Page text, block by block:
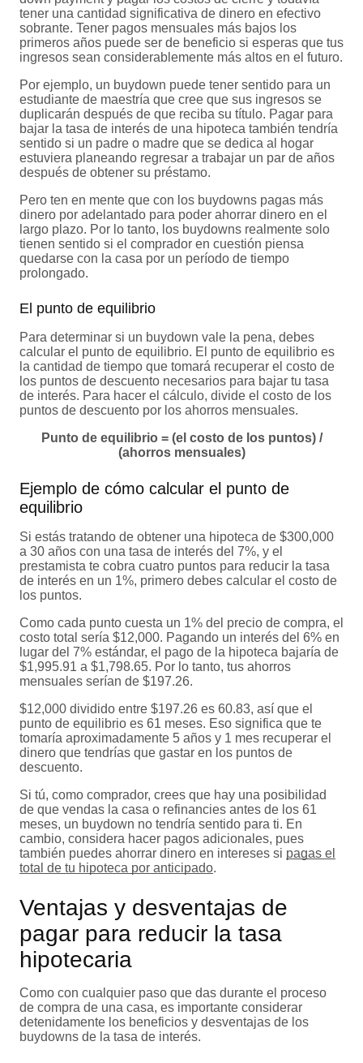
tener una cantidad significativa de dinero en efectivo
sobrante. Tener pagos mensuales más bajos los
primeros años puede ser de beneficio si esperas que tus
ingresos sean considerablemente más altos en el futuro.
Por ejemplo, un buydown puede tener sentido para un
estudiante de maestría que cree que sus ingresos se
duplicarán después de que reciba su título. Pagar para
bajar la tasa de interés de una hipoteca también tendría
sentido si un padre o madre que se dedica al hogar
estuviera planeando regresar a trabajar un par de años
después de obtener su préstamo.
Pero ten en mente que con los buydowns pagas más
dinero por adelantado para poder ahorrar dinero en el
largo plazo. Por lo tanto, los buydowns realmente solo
tienen sentido si el comprador en cuestión piensa
quedarse con la casa por un período de tiempo
prolongado.
El punto de equilibrio
Para determinar si un buydown vale la pena, debes
calcular el punto de equilibrio. El punto de equilibrio es
la cantidad de tiempo que tomará recuperar el costo de
los puntos de descuento necesarios para bajar tu tasa
de interés. Para hacer el cálculo, divide el costo de los
puntos de descuento por los ahorros mensuales.
Punto de equilibrio = (el costo de los puntos) /
(ahorros mensuales)
Ejemplo de cómo calcular el punto de
equilibrio
Si estás tratando de obtener una hipoteca de $300,000
a 30 años con una tasa de interés del 7%, y el
prestamista te cobra cuatro puntos para reducir la tasa
de interés en un 1%, primero debes calcular el costo de
los puntos.
Como cada punto cuesta un 1% del precio de compra, el
costo total sería $12,000. Pagando un interés del 6% en
lugar del 7% estándar, el pago de la hipoteca bajaría de
$1,995.91 a $1,798.65. Por lo tanto, tus ahorros
mensuales serían de $197.26.
$12,000 dividido entre $197.26 es 60.83, así que el
punto de equilibrio es 61 meses. Eso significa que te
tomaría aproximadamente 5 años y 1 mes recuperar el
dinero que tendrías que gastar en los puntos de
descuento.
Si tú, como comprador, crees que hay una posibilidad
de que vendas la casa o refinancies antes de los 61
meses, un buydown no tendría sentido para ti. En
cambio, considera hacer pagos adicionales, pues
también puedes ahorrar dinero en intereses si pagas el
total de tu hipoteca por anticipado.
Ventajas y desventajas de
pagar para reducir la tasa
hipotecaria
Como con cualquier paso que das durante el proceso
de compra de una casa, es importante considerar
detenidamente los beneficios y desventajas de los
buydowns de la tasa de interés.